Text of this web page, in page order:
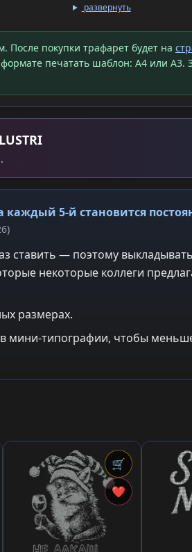
развернуть
После покупки трафарет будет на
печатать шаблон: A4 или A3.
5-й становится
ставить — поэтому
некоторые коллеги
размерах.
в мини-типографии, чтобы
🛒
❤